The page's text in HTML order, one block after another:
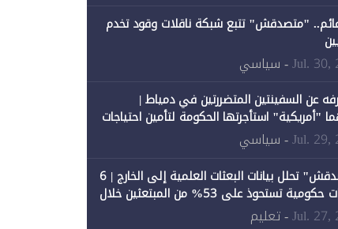
"متصدقش" تتبع شبكة ناقلات وقود تخدم
Jul. 30,- سياسي
عن السفينتين المتضررتين في دمياط |
"أمريكية" استأجرتها الحكومة لتأمين احتياجات
Jul. 29,- سياسي
"متصدقش" تحلل بيانات البعثات العلمية إلى الخارج | 6
جامعات حكومية تستحوذ على 53% من المبتعثين خلال
Jul. 27,- تعليم